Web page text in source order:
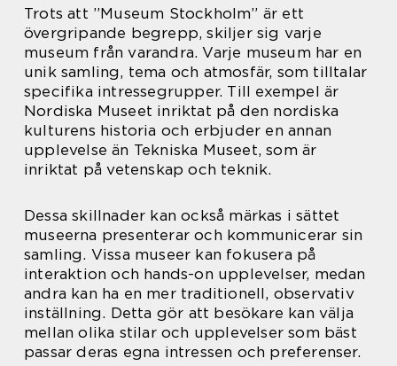
Trots att ”Museum Stockholm” är ett
övergripande begrepp, skiljer sig varje
museum från varandra. Varje museum har en
unik samling, tema och atmosfär, som tilltalar
specifika intressegrupper. Till exempel är
Nordiska Museet inriktat på den nordiska
kulturens historia och erbjuder en annan
upplevelse än Tekniska Museet, som är
inriktat på vetenskap och teknik.
Dessa skillnader kan också märkas i sättet
museerna presenterar och kommunicerar sin
samling. Vissa museer kan fokusera på
interaktion och hands-on upplevelser, medan
andra kan ha en mer traditionell, observativ
inställning. Detta gör att besökare kan välja
mellan olika stilar och upplevelser som bäst
passar deras egna intressen och preferenser.